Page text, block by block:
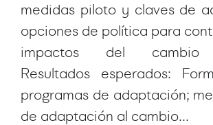
medidas piloto y claves de
opciones de política para
impactos del cambio
Resultados esperados:
programas de adaptación;
de adaptación al cambio...